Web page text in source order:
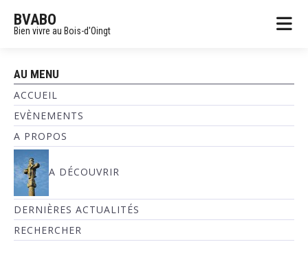
BVABO
Bien vivre au Bois-d'Oingt
AU MENU
ACCUEIL
EVÈNEMENTS
A PROPOS
A DÉCOUVRIR
DERNIÈRES ACTUALITÉS
RECHERCHER